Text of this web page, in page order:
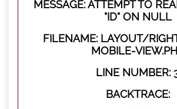
MESSAGE: ATTEMPT TO
"ID" ON NULL
FILENAME: LAYOUT/
MOBILE-
LINE NUMBER:
BACKTRACE: